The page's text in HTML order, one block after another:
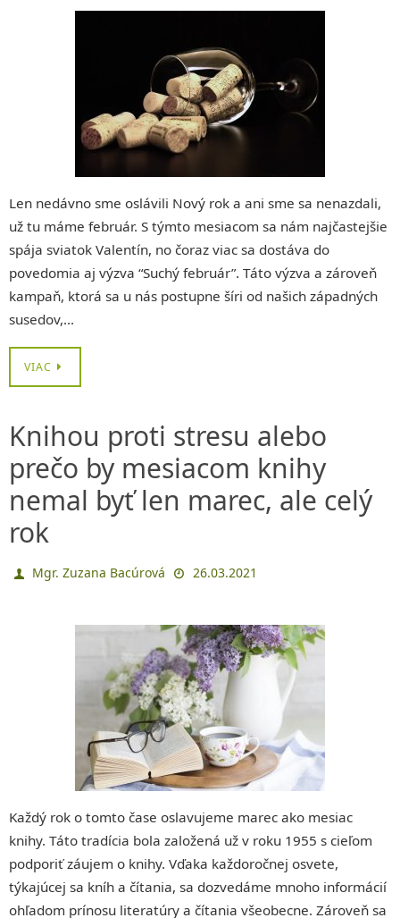
Len nedávno sme oslávili Nový rok a ani sme sa nenazdali,
už tu máme február. S týmto mesiacom sa nám najčastejšie
spája sviatok Valentín, no čoraz viac sa dostáva do
povedomia aj výzva “Suchý február”. Táto výzva a zároveň
kampaň, ktorá sa u nás postupne šíri od našich západných
susedov,…
VIAC
Knihou proti stresu alebo
prečo by mesiacom knihy
nemal byť len marec, ale celý
rok
Mgr. Zuzana Bacúrová 26.03.2021
Každý rok o tomto čase oslavujeme marec ako mesiac
knihy. Táto tradícia bola založená už v roku 1955 s cieľom
podporiť záujem o knihy. Vďaka každoročnej osvete,
týkajúcej sa kníh a čítania, sa dozvedáme mnoho informácií
ohľadom prínosu literatúry a čítania všeobecne. Zároveň sa